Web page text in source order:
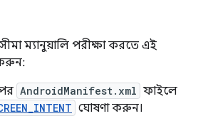
ম্যানুয়ালি পরীক্ষা করতে এই
AndroidManifest.xml ফাইলে
ঘোষণা করুন।